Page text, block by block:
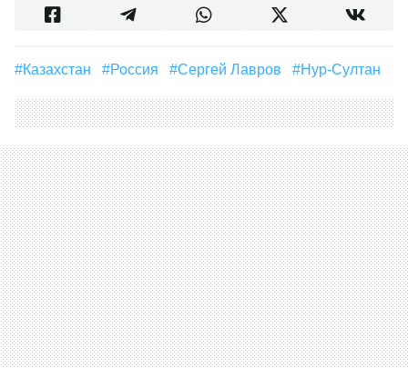
#Казахстан #Россия #Сергей Лавров #Нур-Султан